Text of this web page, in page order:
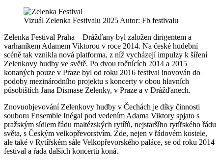
Vizuál Zelenka Festivalu 2025 Autor: Fb festivalu
Zelenka Festival Praha – Drážďany byl založen dirigentem a
varhaníkem Adamem Viktorou v roce 2014. Na české hudební
scéně tak vznikla nová platforma, z níž vycházejí impulzy k šíření
Zelenkovy hudby ve světě. Po dvou ročnících 2014 a 2015
konaných pouze v Praze byl od roku 2016 festival inovován do
podoby mezinárodního projektu s koncerty v obou hlavních
působištích Jana Dismase Zelenky, v Praze a v Drážďanech.
Znovuobjevování Zelenkovy hudby v Čechách je díky činnosti
souboru Ensemble Inégal pod vedením Adama Viktory spjato s
pražským sídlem řádu maltézských rytířů, nejstaršího rytířského řádu
světa, s Českým velkopřevorstvím. Zde, nejen v řádovém kostele,
ale také v Rytířském sále Velkopřevorského paláce, se od roku 2014
festival a řada dalších koncertů koná.